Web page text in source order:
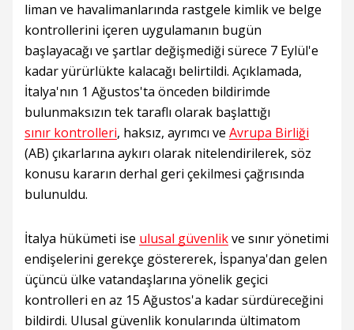
liman ve havalimanlarında rastgele kimlik ve belge
kontrollerini içeren uygulamanın bugün
başlayacağı ve şartlar değişmediği sürece 7 Eylül'e
kadar yürürlükte kalacağı belirtildi. Açıklamada,
İtalya'nın 1 Ağustos'ta önceden bildirimde
bulunmaksızın tek taraflı olarak başlattığı
sınır kontrolleri, haksız, ayrımcı ve Avrupa Birliği
(AB) çıkarlarına aykırı olarak nitelendirilerek, söz
konusu kararın derhal geri çekilmesi çağrısında
bulunuldu.
İtalya hükümeti ise ulusal güvenlikve sınır yönetimi
endişelerini gerekçe göstererek, İspanya'dan gelen
üçüncü ülke vatandaşlarına yönelik geçici
kontrolleri en az 15 Ağustos'a kadar sürdüreceğini
bildirdi. Ulusal güvenlik konularında ültimatom